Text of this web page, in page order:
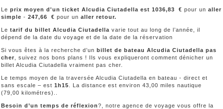
Le prix moyen d'un ticket Alcudia Ciutadella est 1036,83 € pour un aller
simple - 247,66 € pour un aller retour.
Le tarif du billet Alcudia Ciutadella varie tout au long de l’année, il
dépend de la date du voyage et de la date de la réservation
Si vous êtes à la recherche d’un billet de bateau Alcudia Ciutadella pas
cher , suivez nos bons plans ! Ils vous expliqueront comment dénicher un
billet Alcudia Ciutadella vraiment pas cher.
Le temps moyen de la traversée Alcudia Ciutadella en bateau - direct et
sans escale – est 1h15 . La distance est environ 43,00 miles nautique
(79,00 kilométres)..
Besoin d’un temps de réflexion?, notre agence de voyage vous offre la